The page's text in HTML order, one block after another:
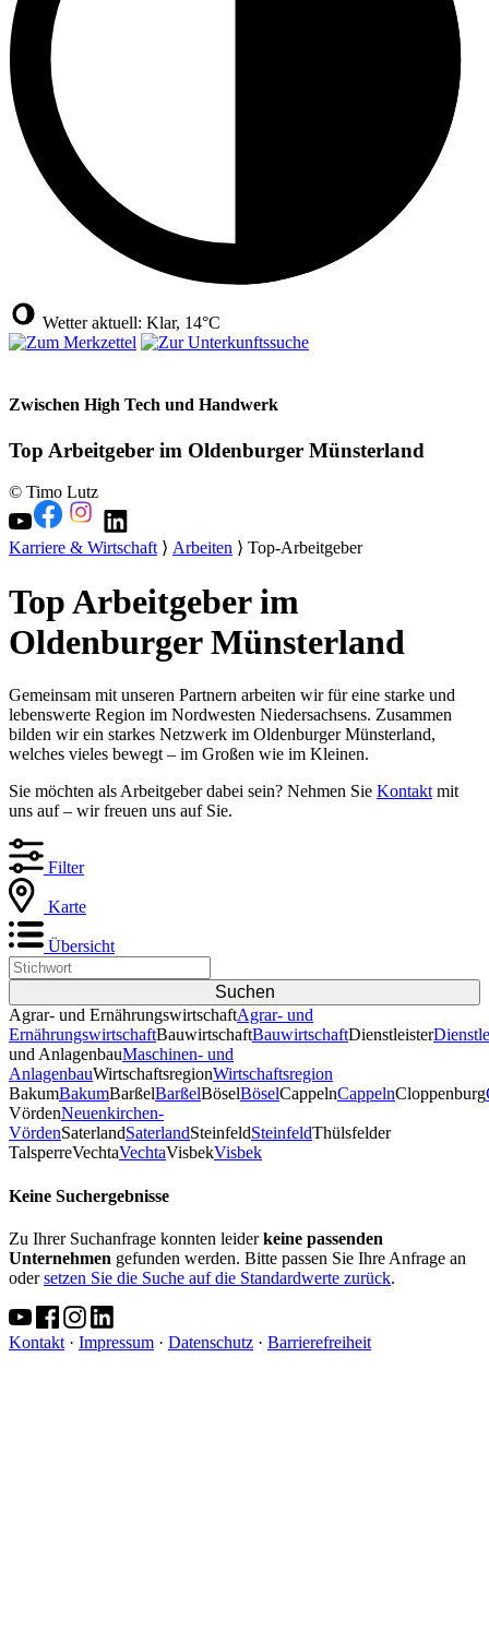
Wetter aktuell: Klar, 14°C
Zwischen High Tech und Handwerk
Top Arbeitgeber im Oldenburger Münsterland
© Timo Lutz
Karriere & Wirtschaft⟩ Arbeiten ⟩ Top-Arbeitgeber
Top Arbeitgeber im
Oldenburger Münsterland
Gemeinsam mit unseren Partnern arbeiten wir für eine starke und
lebenswerte Region im Nordwesten Niedersachsens. Zusammen
bilden wir ein starkes Netzwerk im Oldenburger Münsterland,
welches vieles bewegt – im Großen wie im Kleinen.
Sie möchten als Arbeitgeber dabei sein? Nehmen Sie Kontakt mit
uns auf – wir freuen uns auf Sie.
Filter
Karte
Übersicht
Agrar- und ErnährungswirtschaftAgrar- und
ErnährungswirtschaftBauwirtschaftBauwirtschaftDienstleister
und AnlagenbauMaschinen- und
AnlagenbauWirtschaftsregionWirtschaftsregion
BakumBakumBarßelBarßelBöselBöselCappelnCappelnCloppenburg
VördenNeuenkirchen-
VördenSaterlandSaterlandSteinfeldSteinfeldThülsfelder
TalsperreVechtaVechtaVisbekVisbek
Keine Suchergebnisse
Zu Ihrer Suchanfrage konnten leiderkeine passenden
Unternehmen gefunden werden. Bitte passen Sie Ihre Anfrage an
odersetzen Sie die Suche auf die Standardwerte zurück.
Kontakt · Impressum · Datenschutz · Barrierefreiheit